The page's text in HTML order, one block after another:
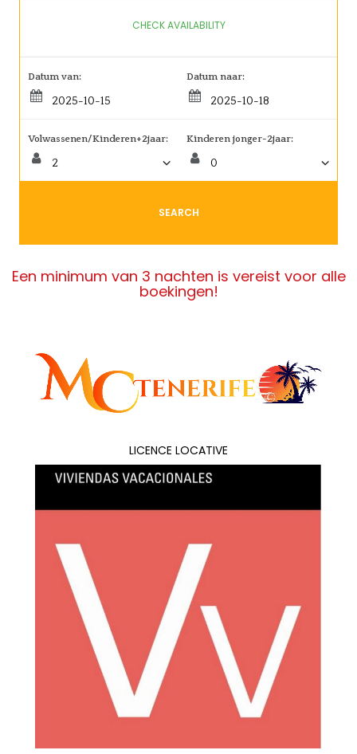
CHECK AVAILABILITY
Datum van: Datum naar:
Volwassenen/Kinderen+2jaar: Kinderen jonger-2jaar:
SEARCH
Een minimum van 3 nachten is vereist voor alle
boekingen!
LICENCE LOCATIVE